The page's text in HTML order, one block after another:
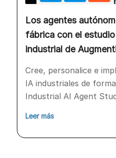
Los agentes
fábrica con el
industrial de
Cree, personalice e
IA industriales de
Industrial AI Agent
Leer más